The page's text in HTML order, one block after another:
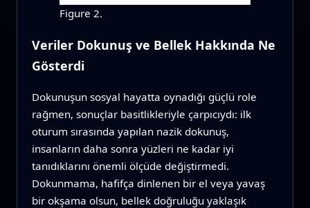
Figure 2.
Veriler Dokunuş ve Bellek Hakkında Ne
Gösterdi
Dokunuşun sosyal hayatta oynadığı güçlü role
rağmen, sonuçlar basitlikleriyle çarpıcıydı: ilk
oturum sırasında yapılan nazik dokunuş,
insanların daha sonra yüzleri ne kadar iyi
tanıdıklarını önemli ölçüde değiştirmedi.
Dokunmama, hafifça dinlenen bir el veya yavaş
bir okşama olsun, bellek doğruluğu yaklaşık